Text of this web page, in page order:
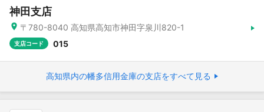
神田支店
〒780-8040 高知県高知市神田字泉川820-1
支店コード 015
高知県内の幡多信用金庫の支店をすべて見る